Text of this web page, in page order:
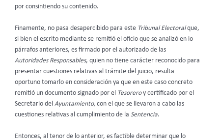
por consintiendo su contenido.
Finamente, no pasa desapercibido para este Tribunal Electoralque,
si bien el escrito mediante se remitió el oficio que se analizó en lo
párrafos anteriores, es firmado por el autorizado de las
Autoridades Responsables, quien no tiene carácter reconocido para
presentar cuestiones relativas al trámite del juicio, resulta
oportuno tomarlo en consideración ya que en este caso concreto
remitió un documento signado por el
Tesoreroy certificado por el
Secretario del Ayuntamiento, con el que se llevaron a cabo las
cuestiones relativas al cumplimiento de la Sentencia.
Entonces, al tenor de lo anterior, es factible determinar que lo